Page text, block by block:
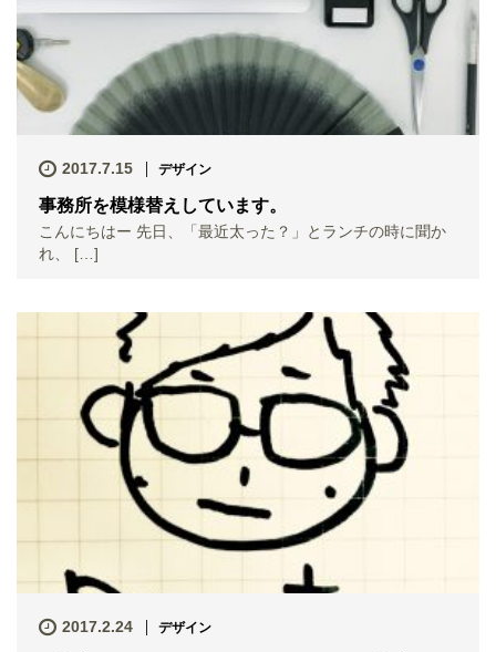
2017.7.15 デザイン
事務所を模様替えしています。
こんにちはー 先日、「最近太った？」とランチの時に聞か
れ、 […]
2017.2.24 デザイン